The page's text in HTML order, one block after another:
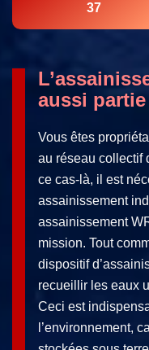
37
aussi
Vous êtes
au réseau collectif
ce cas-là, il est
assainissement
assainissement
mission. Tout
dispositif
recueillir les eaux
Ceci est
l’environnement,